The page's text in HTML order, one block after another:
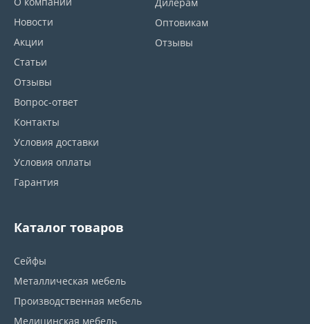
Новости
Акции
Статьи
Отзывы
Вопрос-ответ
Контакты
Условия доставки
Условия оплаты
Гарантия
Дилерам
Оптовикам
Отзывы
Каталог товаров
Сейфы
Металлическая мебель
Производственная мебель
Медицинская мебель